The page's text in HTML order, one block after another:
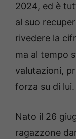
2024, ed è
al suo
rivedere la
ma al tempo
valutazioni,
forza su di lui.
Nato il 26
ragazzone